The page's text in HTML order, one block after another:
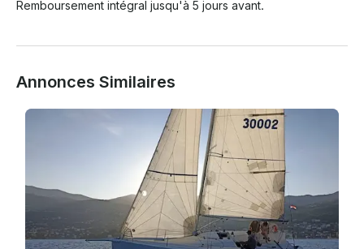
Remboursement intégral jusqu'à 5 jours avant.
Annonces Similaires